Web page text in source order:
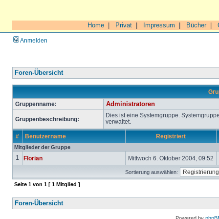
Home Privat Impressum Bücher|
Anmelden
Foren-Übersicht
Gruppenname:
Administratoren
Gruppenbeschreibung:
Dies ist eine Systemgruppe.
verwaltet.
# Benutzername Registriert
Mitglieder der Gruppe
1 Florian Mittwoch 6. Oktober 2004, 09:52
Sortierung auswählen:
Seite 1 von 1 [ 1 Mitglied ]
Foren-Übersicht